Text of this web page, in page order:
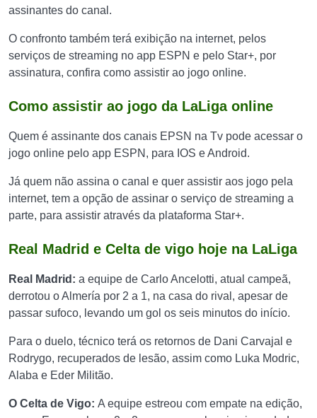
assinantes do canal.
O confronto também terá exibição na internet, pelos
serviços de streaming no app ESPN e pelo Star+, por
assinatura, confira como assistir ao jogo online.
Como assistir ao jogo da LaLiga online
Quem é assinante dos canais EPSN na Tv pode acessar o
jogo online pelo app ESPN, para IOS e Android.
Já quem não assina o canal e quer assistir aos jogo pela
internet, tem a opção de assinar o serviço de streaming a
parte, para assistir através da plataforma Star+.
Real Madrid e Celta de vigo hoje na LaLiga
Real Madrid: a equipe de Carlo Ancelotti, atual campeã,
derrotou o Almería por 2 a 1, na casa do rival, apesar de
passar sufoco, levando um gol os seis minutos do início.
Para o duelo, técnico terá os retornos de Dani Carvajal e
Rodrygo, recuperados de lesão, assim como Luka Modric,
Alaba e Eder Militão.
O Celta de Vigo: A equipe estreou com empate na edição,